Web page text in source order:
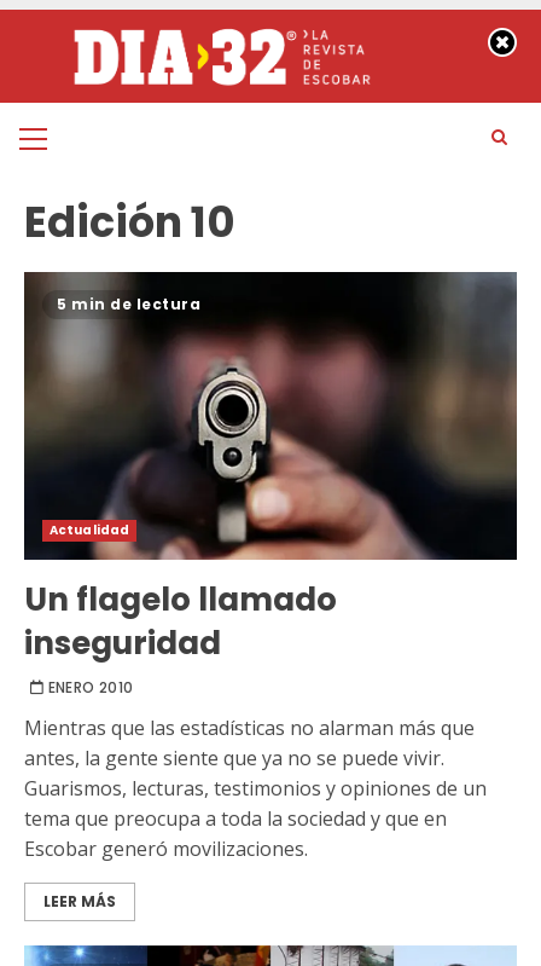
contenido
Menú
Edición 10
5 min de lectura
Actualidad
Un flagelo llamado
inseguridad
ENERO 2010
Mientras que las estadísticas no alarman más que
antes, la gente siente que ya no se puede vivir.
Guarismos, lecturas, testimonios y opiniones de un
tema que preocupa a toda la sociedad y que en
Escobar generó movilizaciones.
LEER MÁS